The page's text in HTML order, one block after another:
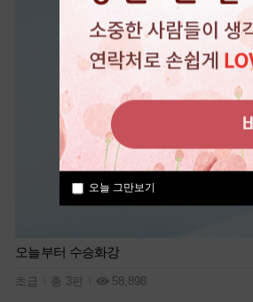
오늘 그만보기
오늘부터 수승화강
초급 총 3편 58,898